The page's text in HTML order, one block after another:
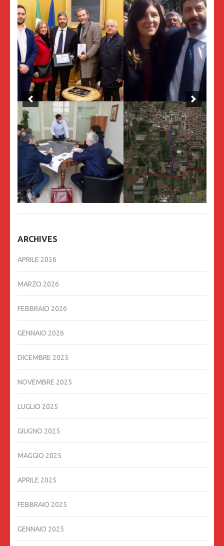
ARCHIVES
APRILE 2026
MARZO 2026
FEBBRAIO 2026
GENNAIO 2026
DICEMBRE 2025
NOVEMBRE 2025
LUGLIO 2025
GIUGNO 2025
MAGGIO 2025
APRILE 2025
FEBBRAIO 2025
GENNAIO 2025